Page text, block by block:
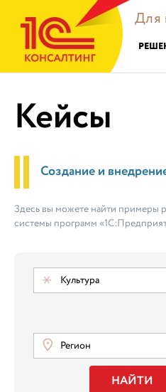
Для
Кейсы
Создание и
Здесь вы можете найти примеры
системы программ
Культура
Регион
НАЙТИ